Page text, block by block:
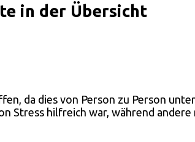
in der Übersicht
da dies von Person zu Person
Stress hilfreich war, während